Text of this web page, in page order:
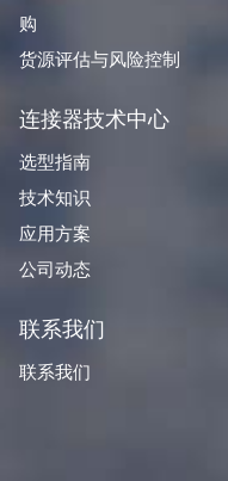
购
货源评估与风险控制
连接器技术中心
选型指南
技术知识
应用方案
公司动态
联系我们
联系我们